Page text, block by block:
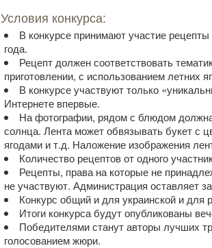
Условия конкурса:
В конкурсе принимают участие
года.
Рецепт должен соответствовать
приготовлении, с использованием летних
В конкурсе участвуют только
Интернете впервые.
На фотографии, рядом с блюдом
солнца. Лента может обвязывать букет с
ягодами и т.д. Наложение изображения
Количество рецептов от одного
Рецепты, права на которые не
не участвуют. Администрация оставляет
Конкурс общий и для украинской и для
Итоги конкурса будут опубликованы
Победителями станут авторы лучших
голосованием жюри.